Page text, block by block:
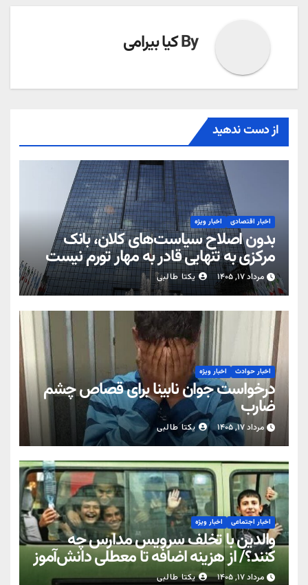
Byکیا بیرامی
از دست ندهید
اخبار اقتصادی اخبار ویژه
بدون اصلاح سیاست‌های کلان، بانک
مرکزی به تنهایی قادر به مهار تورم نیست
مرداد ۱۷, ۱۴۰۵ یکتا طالبی
اخبار حوادث اخبار ویژه
درخواست جوان نابینا برای قصاص چشم
ضارب
مرداد ۱۷, ۱۴۰۵ یکتا طالبی
اخبار اجتماعی اخبار ویژه
والدین با تخلف سرویس مدارس چه
کنند؟/ از هزینه اضافه تا معطلی دانش‌آموز
مرداد ۱۷, ۱۴۰۵ یکتا طالبی